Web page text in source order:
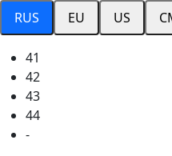
RUS EU US
41
42
43
44
-